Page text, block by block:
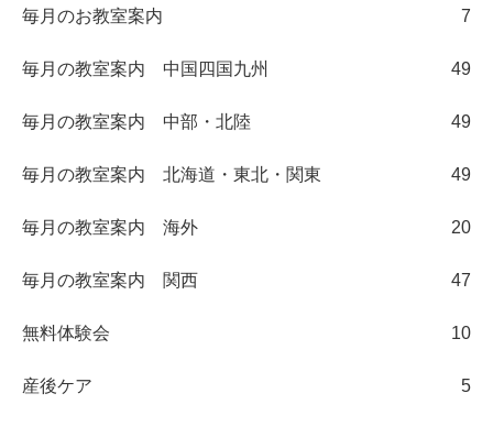
毎月のお教室案内 7
毎月の教室案内 中国四国九州 49
毎月の教室案内 中部・北陸 49
毎月の教室案内 北海道・東北・関東 49
毎月の教室案内 海外 20
毎月の教室案内 関西 47
無料体験会 10
産後ケア 5